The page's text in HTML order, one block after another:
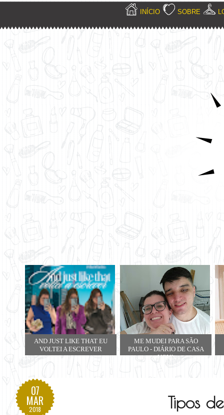
INÍCIO SOBRE
AND JUST LIKE THAT EU
VOLTEI A ESCREVER
ME MUDEI PARA SÃO
PAULO - DIÁRIO DE CASA
NOVA
07
MAR
2018 Tipos